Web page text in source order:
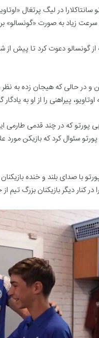
سانتاکلارا در لیگ پرتغال
زیاد به صورت «گونسالو»
گونسالو دعوت کرد تا پیش از
در حالی که هیجان زده به نظر
پیراهنی را از او به
پورتو که در چند قدمی طارمی
سئوال کرد که بازیکن مورد
با صدای بلند و خنده
دیگر بازیکنان بزرگ تیم از